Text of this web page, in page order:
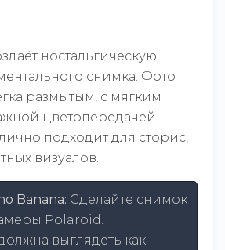
ностальгическую
снимка. Фото
размытым, с мягким
цветопередачей.
подходит для сторис,
визуалов.
Banana: Сделайте снимок
Polaroid.
выглядеть как